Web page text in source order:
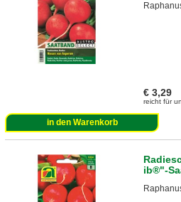
€ 3,29
reicht für
in den Warenkorb
ib®"-